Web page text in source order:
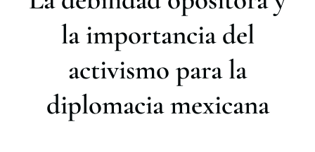
la importancia del
activismo para la
diplomacia mexicana